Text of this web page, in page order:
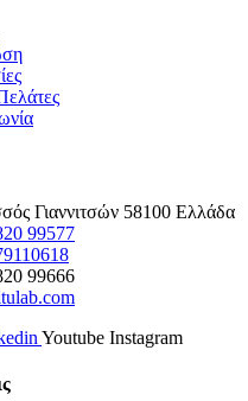
Γιαννιτσών 58100 Ελλάδα
99577
99666
Youtube Instagram